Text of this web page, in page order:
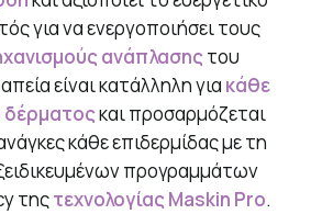
για να ενεργοποιήσει τους
ανάπλασης του
είναι κατάλληλη για κάθε
δέρματοςκαι προσαρμόζεται
κάθε επιδερμίδας με τη
προγραμμάτων
τηςτεχνολογίας Maskin Pro.